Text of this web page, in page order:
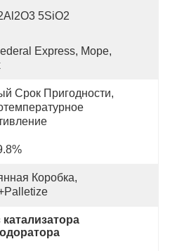
5SiO2
Express, Море,
Срок Пригодности,
Коробка,
катализатора